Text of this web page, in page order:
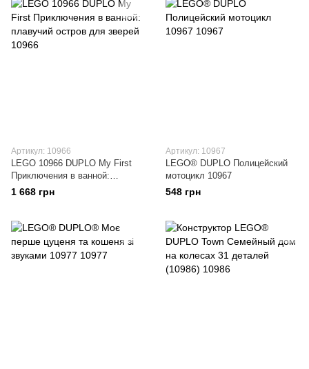
Артикул: 10966
LEGO 10966 DUPLO My First
Приключения в ванной:
плавучий остров для зверей
1 668 грн
Артикул: 10967
LEGO® DUPLO Полицейский
мотоцикл 10967
548 грн